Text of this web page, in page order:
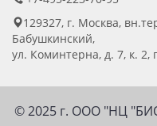
129327, г. Москва,
Бабушкинский,
ул. Коминтерна, д. 7, к.
© 2025 г. ООО "НЦ